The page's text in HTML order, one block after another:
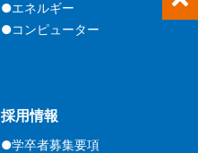
●エネルギー
●コンピューター
採用情報
●学卒者募集要項